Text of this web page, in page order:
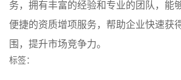
务，拥有丰富的经验和专业的团队，能
便捷的资质增项服务，帮助企业快速获
围，提升市场竞争力。
标签：